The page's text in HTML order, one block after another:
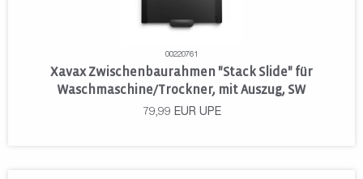
00220761
Xavax Zwischenbaurahmen "Stack Slide" für
Waschmaschine/Trockner, mit Auszug, SW
79,99 EUR UPE